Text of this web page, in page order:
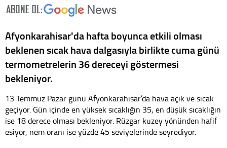
Afyonkarahisar'da hafta boyunca etkili olması
beklenen sıcak hava dalgasıyla birlikte cuma günü
termometrelerin 36 dereceyi göstermesi
bekleniyor.
13 Temmuz Pazar günü Afyonkarahisar’da hava açık ve sıcak
geçiyor. Gün içinde en yüksek sıcaklığın 35, en düşük sıcaklığın
ise 18 derece olması bekleniyor. Rüzgar kuzey yönünden hafif
esiyor, nem oranı ise yüzde 45 seviyelerinde seyrediyor.